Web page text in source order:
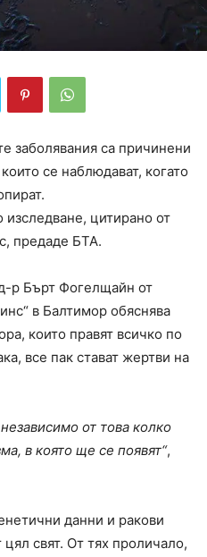
заболявания са причинени
се наблюдават, когато
изследване, цитирано от
предаде БТА.
р Бърт Фогелщайн от
в Балтимор обяснява
които правят всичко по
все пак стават жертви на
от това колко
в която ще се появят“,
данни и ракови
свят. От тях проличало,